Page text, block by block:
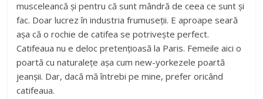
musceleancă și pentru că sunt mândră de ceea ce sunt și
fac. Doar lucrez în industria frumuseții. E aproape seară
așa că o rochie de catifea se potrivește perfect.
Catifeaua nu e deloc pretențioasă la Paris. Femeile aici o
poartă cu naturalețe așa cum new-yorkezele poartă
jeanșii. Dar, dacă mă întrebi pe mine, prefer oricând
catifeaua.